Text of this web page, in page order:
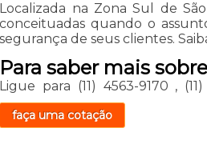
Localizada na Zona Sul de
conceituadas quando o
segurança de seus clientes.
Para saber mais
Ligue para (11) 4563-9170 ,
faça uma cotação